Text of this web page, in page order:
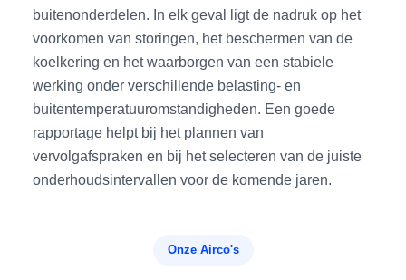
buitenonderdelen. In elk geval ligt de nadruk op het
voorkomen van storingen, het beschermen van de
koelkering en het waarborgen van een stabiele
werking onder verschillende belasting- en
buitentemperatuuromstandigheden. Een goede
rapportage helpt bij het plannen van
vervolgafspraken en bij het selecteren van de juiste
onderhoudsintervallen voor de komende jaren.
Onze Airco's